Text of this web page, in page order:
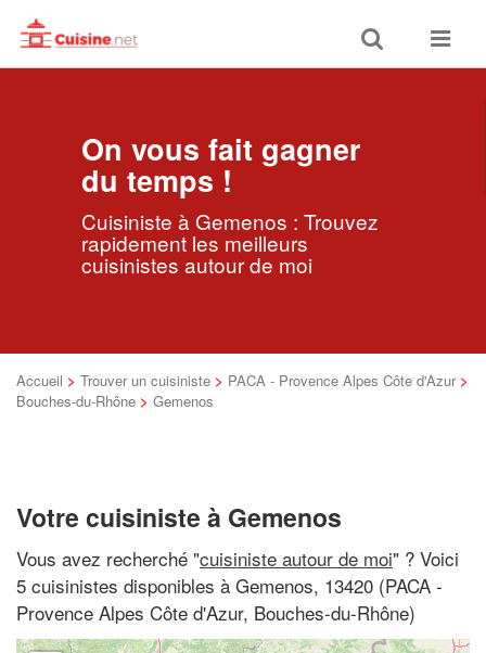
Toggle
search
Toggle
On vous fait gagner
du temps !
Cuisiniste à Gemenos : Trouvez
rapidement les meilleurs
cuisinistes autour de moi
Accueil > Trouver un cuisiniste > PACA - Provence Alpes Côte d'Azur >
Bouches-du-Rhône > Gemenos
Votre cuisiniste à Gemenos
Vous avez recherché "cuisiniste autour de moi" ? Voici
5 cuisinistes disponibles à Gemenos, 13420 (PACA -
Provence Alpes Côte d'Azur, Bouches-du-Rhône)